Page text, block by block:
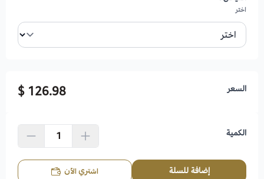
اختر
السعر 126.98 $
الكمية
إضافة للسلة اشتري الآن